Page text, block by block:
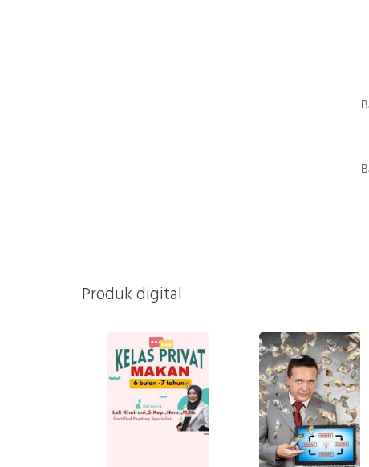
Produk digital